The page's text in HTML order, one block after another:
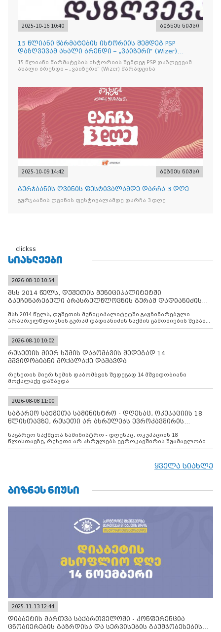
2025-10-16 10:40 ბიზნეს ნიუსი
15 წლიანი წარმატების ისტორიის შემდეგ PSP
დაზღვევამ ახალი ბრენდი – „ვაიზერი“ (Wizer)
წარადგინა
15 წლიანი წარმატების ისტორიის შემდეგ PSP დაზღვევამ
ახალი ბრენდი – „ვაიზერი“ (Wizer) წარადგინა
2025-10-09 14:42 ბიზნეს ნიუსი
გურჯაანის ღვინის ფესტივალამდე დარჩა 3 დღე
გურჯაანის ღვინის ფესტივალამდე დარჩა 3 დღე
clickss
ᲡᲘᲐᲮᲚᲔᲔᲑᲘ
2026-08-10 10:54
შსს 2014 წელს, დუშეთის მუნიციპალიტეტში
გაუჩინარებული არასრულწლოვნის გურამ დადიანიძის
შსს 2014 წელს, დუშეთის მუნიციპალიტეტში გაუჩინარებული
არასრულწლოვნის გურამ დადიანიძის საქმის გამოძიების შესახებ
ინფორმაციას ავრცელებს
2026-08-10 10:02
რუსეთის მიერ სუმის დაბომბვის შედეგად 14
მშვიდობიანი მოქალაქე დაშავდა
რუსეთის მიერ სუმის დაბომბვის შედეგად 14 მშვიდობიანი
მოქალაქე დაშავდა
2026-08-08 11:00
საგარეო საქმეთა სამინისტრო - დღესაც, ოკუპაციის 18
წლისთავზე, რუსეთი არ ასრულებს ევროკავშირის
საგარეო საქმეთა სამინისტრო - დღესაც, ოკუპაციის 18
წლისთავზე, რუსეთი არ ასრულებს ევროკავშირის შუამავლობით
დადებულ 2008 წლის 12 აგვისტოს ცეცხლის შეწყვეტის
მილიტარიზაციის პროცესს და აქტიურად დგამს ნაბიჯებს მათი
ყველა სიახლე
ᲑᲘᲖᲜᲔᲡ ᲜᲘᲣᲡᲘ
2025-11-13 12:44
დიაბეტის მართვა საქართველოში - კონფერენცია
ცნობიერების გაზრდისა და სერვისების გაუმჯობესების